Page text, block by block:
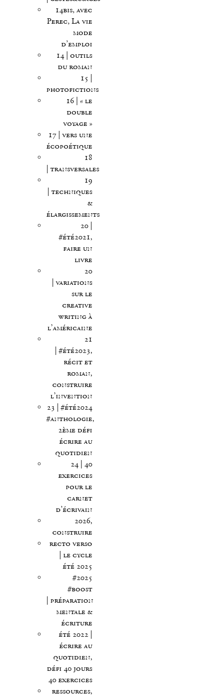
14bis, avec
Perec, La vie
mode
d’emploi
14 | outils
du roman
15 |
photofictions
16 | « le
double
voyage »
17 | vers une
écopoétique
18
| transversales
19
| techniques
&
élargissements
20 |
#été2021,
faire un
livre
20
| variations
sur le
creative
writing à
l’américaine
21
| #été2023,
récit et
roman,
construire
l’invention
23 | #été2024
#anthologie,
2ème défi
écrire au
quotidien
24 | 40
exercices
pour le
carnet
d’écrivain
2026,
construire
recto verso
| le cycle
été 2025
#2025
#boost
| préparation
mentale &
écriture
été 2022 |
écrire au
quotidien,
défi 40 jours
40 exercices
ressources,